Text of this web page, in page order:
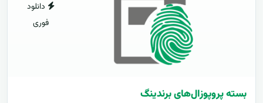
دانلود
فوری
بسته پروپوزال‌های برندینگ